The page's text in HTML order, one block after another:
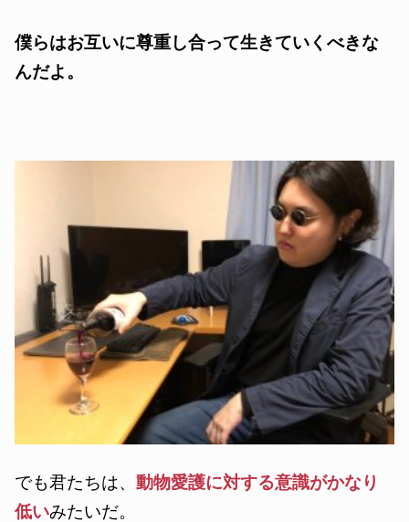
僕らはお互いに尊重し合って生きていくべきな
んだよ。
でも君たちは、動物愛護に対する意識がかなり
低いみたいだ。